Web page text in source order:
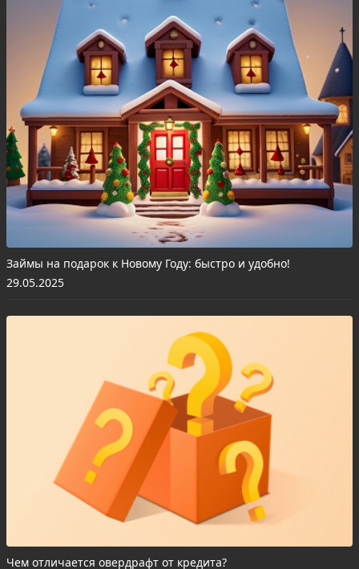
Займы на подарок к Новому Году: быстро и удобно!
29.05.2025
Чем отличается овердрафт от кредита?